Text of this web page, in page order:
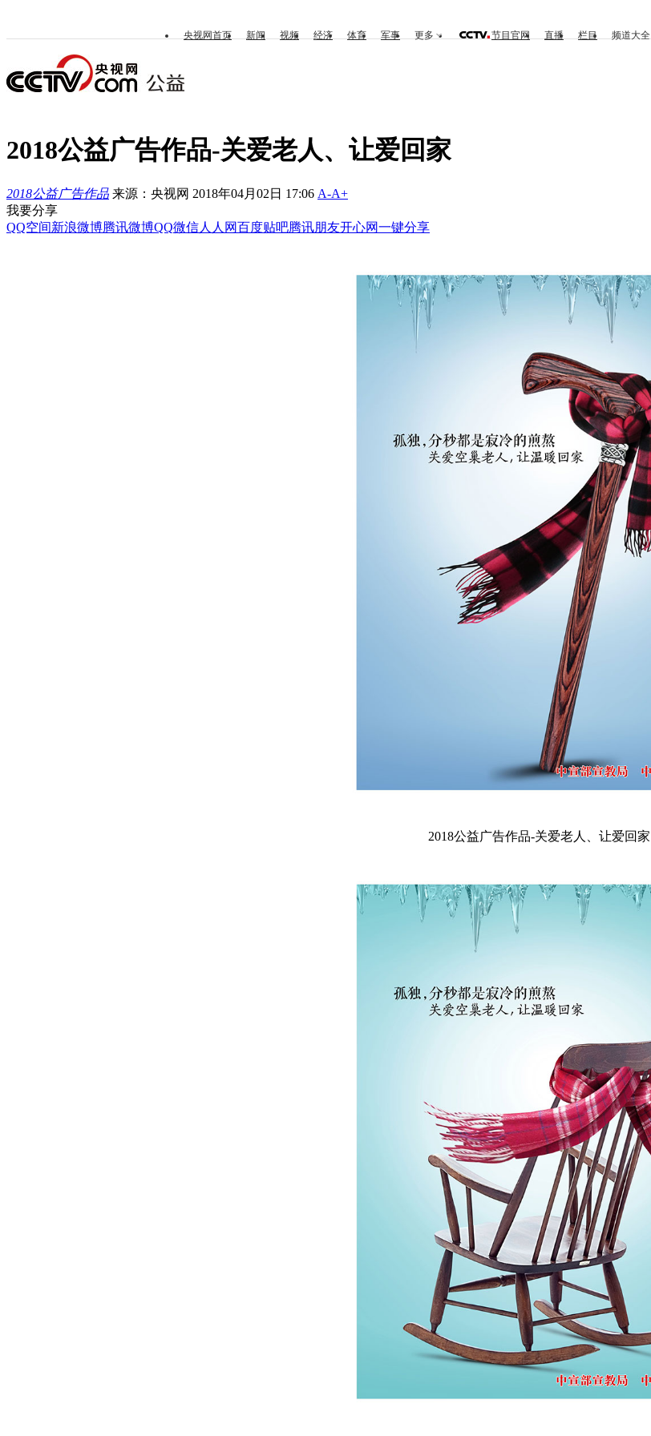
央视网首页 新闻 视频 经济 体育 军事 更多 节目官网 直播 栏目 频道大全
2018公益广告作品-关爱老人、让爱回家
2018公益广告作品 来源：央视网 2018年04月02日 17:06 A-A+
我要分享
QQ空间新浪微博腾讯微博QQ微信人人网百度贴吧腾讯朋友开心网一键分享
2018公益广告作品-关爱老人、让爱回家